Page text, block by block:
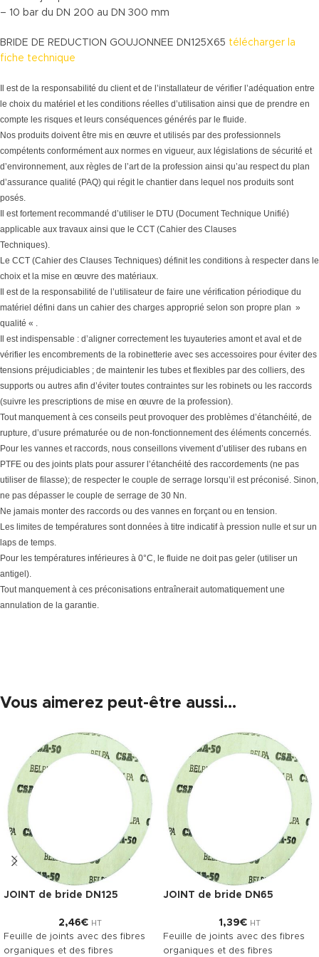
– 10 bar du DN 200 au DN 300 mm
BRIDE DE REDUCTION GOUJONNEE DN125X65 télécharger la
fiche technique
Il est de la responsabilité du client et de l’installateur de vérifier l’adéquation entre
le choix du matériel et les conditions réelles d’utilisation ainsi que de prendre en
compte les risques et leurs conséquences générés par le fluide.
Nos produits doivent être mis en œuvre et utilisés par des professionnels
compétents conformément aux normes en vigueur, aux législations de sécurité et
d’environnement, aux règles de l’art de la profession ainsi qu’au respect du plan
d’assurance qualité (PAQ) qui régit le chantier dans lequel nos produits sont
posés.
Il est fortement recommandé d’utiliser le DTU (Document Technique Unifié)
applicable aux travaux ainsi que le CCT (Cahier des Clauses
Techniques).
Le CCT (Cahier des Clauses Techniques) définit les conditions à respecter dans le
choix et la mise en œuvre des matériaux.
Il est de la responsabilité de l’utilisateur de faire une vérification périodique du
matériel défini dans un cahier des charges approprié selon son propre plan »
qualité « .
Il est indispensable : d’aligner correctement les tuyauteries amont et aval et de
vérifier les encombrements de la robinetterie avec ses accessoires pour éviter des
tensions préjudiciables ; de maintenir les tubes et flexibles par des colliers, des
supports ou autres afin d’éviter toutes contraintes sur les robinets ou les raccords
(suivre les prescriptions de mise en œuvre de la profession).
Tout manquement à ces conseils peut provoquer des problèmes d’étanchéité, de
rupture, d’usure prématurée ou de non-fonctionnement des éléments concernés.
Pour les vannes et raccords, nous conseillons vivement d’utiliser des rubans en
PTFE ou des joints plats pour assurer l’étanchéité des raccordements (ne pas
utiliser de filasse); de respecter le couple de serrage lorsqu’il est préconisé. Sinon,
ne pas dépasser le couple de serrage de 30 Nn.
Ne jamais monter des raccords ou des vannes en forçant ou en tension.
Les limites de températures sont données à titre indicatif à pression nulle et sur un
laps de temps.
Pour les températures inférieures à 0°C, le fluide ne doit pas geler (utiliser un
antigel).
Tout manquement à ces préconisations entraînerait automatiquement une
annulation de la garantie.
Vous aimerez peut-être aussi…
JOINT de bride DN125
2,46€ HT
Feuille de joints avec des fibres
organiques et des fibres
JOINT de bride DN65
1,39€ HT
Feuille de joints avec des fibres
organiques et des fibres